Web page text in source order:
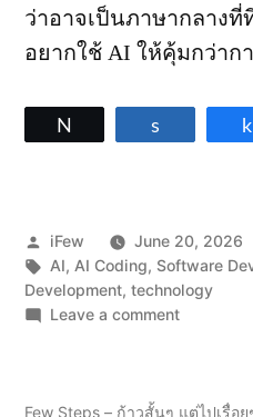
ว่าอาจเป็นภาษากลางที่
อยากใช้ AI ให้คุ้มกว่า
Posted
by
iFew June 20, 2026
Tags:
AI, AI Coding, Software
Development, technology
Leave a commenton
ใน
Few Steps – ก้าวสั้นๆ แต่ไปเรื่อย